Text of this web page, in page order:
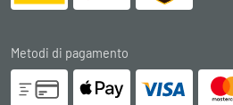
Metodi di pagamento